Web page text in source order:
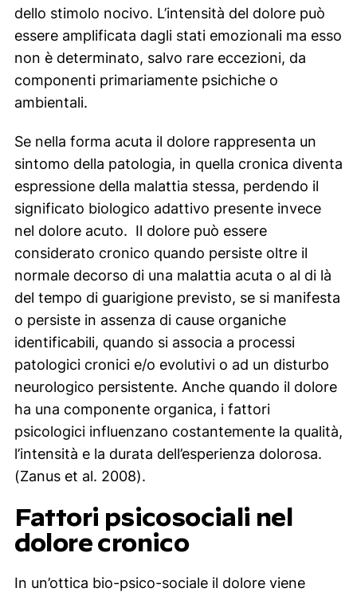
dello stimolo nocivo. L’intensità del dolore può
essere amplificata dagli stati emozionali ma esso
non è determinato, salvo rare eccezioni, da
componenti primariamente psichiche o
ambientali.
Se nella forma acuta il dolore rappresenta un
sintomo della patologia, in quella cronica diventa
espressione della malattia stessa, perdendo il
significato biologico adattivo presente invece
nel dolore acuto. Il dolore può essere
considerato cronico quando persiste oltre il
normale decorso di una malattia acuta o al di là
del tempo di guarigione previsto, se si manifesta
o persiste in assenza di cause organiche
identificabili, quando si associa a processi
patologici cronici e/o evolutivi o ad un disturbo
neurologico persistente. Anche quando il dolore
ha una componente organica, i fattori
psicologici influenzano costantemente la qualità,
l’intensità e la durata dell’esperienza dolorosa.
(Zanus et al. 2008).
Fattori psicosociali nel
dolore cronico
In un’ottica bio-psico-sociale il dolore viene